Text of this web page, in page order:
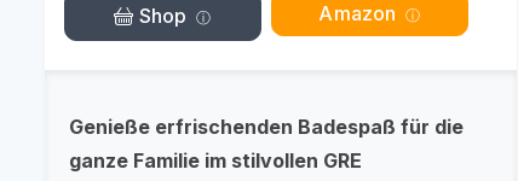
Shop Amazon
Genieße erfrischenden Badespaß für die
ganze Familie im stilvollen GRE